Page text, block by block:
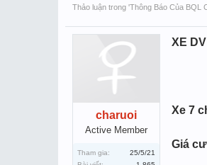
Thảo luận trong 'Thông Báo Của BQL
charuoi
Active Member
Tham gia:
25/5/21
XE
Xe 7
Giá